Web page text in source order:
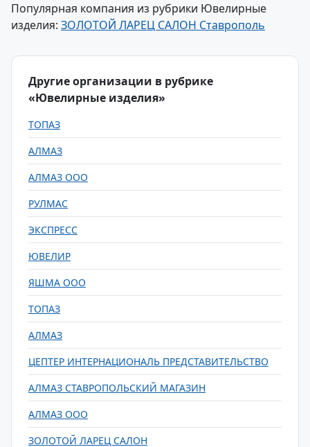
Популярная компания из рубрики Ювелирные
изделия: ЗОЛОТОЙ ЛАРЕЦ САЛОН Ставрополь
Другие организации в рубрике
«Ювелирные изделия»
ТОПАЗ
АЛМАЗ
АЛМАЗ ООО
РУЛМАС
ЭКСПРЕСС
ЮВЕЛИР
ЯШМА ООО
ТОПАЗ
АЛМАЗ
ЦЕПТЕР ИНТЕРНАЦИОНАЛЬ ПРЕДСТАВИТЕЛЬСТВО
АЛМАЗ СТАВРОПОЛЬСКИЙ МАГАЗИН
АЛМАЗ ООО
ЗОЛОТОЙ ЛАРЕЦ САЛОН